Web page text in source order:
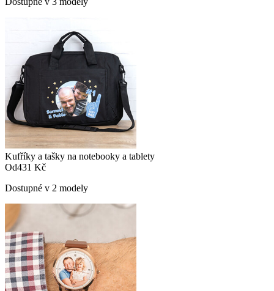
Kufříky a tašky na notebooky a tablety
Od431 Kč
Dostupné v 2 modely